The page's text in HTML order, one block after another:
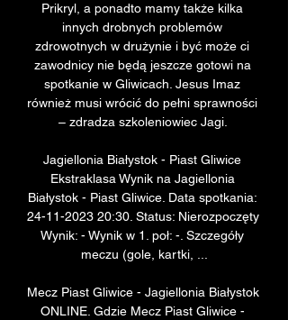
Prikryl, a ponadto mamy także kilka
innych drobnych problemów
zdrowotnych w drużynie i być może ci
zawodnicy nie będą jeszcze gotowi na
spotkanie w Gliwicach. Jesus Imaz
również musi wrócić do pełni sprawności
– zdradza szkoleniowiec Jagi.
Jagiellonia Białystok - Piast Gliwice
Ekstraklasa Wynik na Jagiellonia
Białystok - Piast Gliwice. Data spotkania:
24-11-2023 20:30. Status: Nierozpoczęty
Wynik: - Wynik w 1. poł: -. Szczegóły
meczu (gole, kartki, ...
Mecz Piast Gliwice - Jagiellonia Białystok
ONLINE. Gdzie Mecz Piast Gliwice -